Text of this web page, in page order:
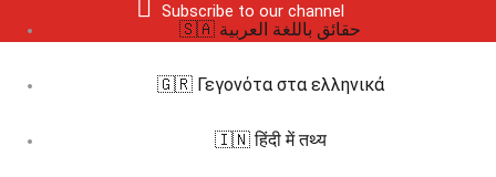
Subscribe to our channel
🇸🇦 حقائق باللغة العربية
🇬🇷 Γεγονότα στα ελληνικά
🇮🇳 हिंदी में तथ्य